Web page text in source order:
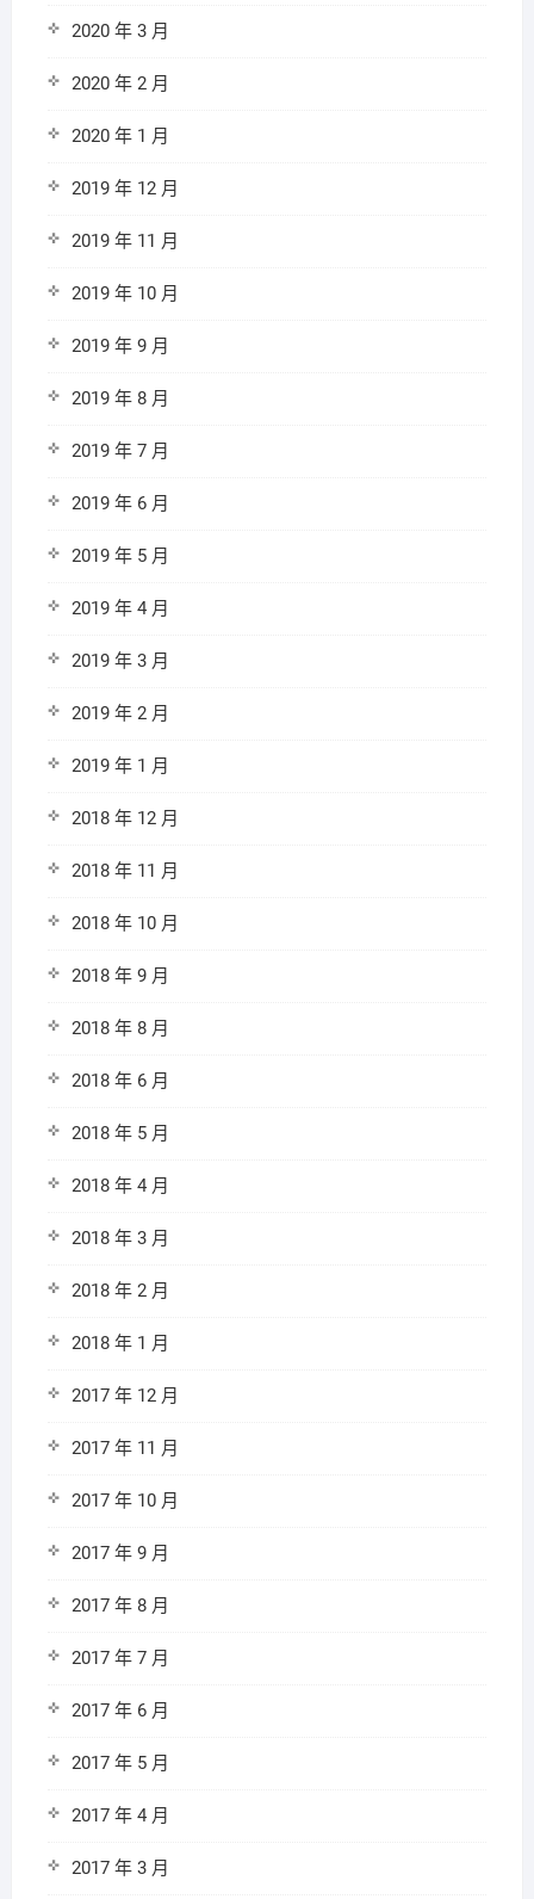
2020 年 3 月
2020 年 2 月
2020 年 1 月
2019 年 12 月
2019 年 11 月
2019 年 10 月
2019 年 9 月
2019 年 8 月
2019 年 7 月
2019 年 6 月
2019 年 5 月
2019 年 4 月
2019 年 3 月
2019 年 2 月
2019 年 1 月
2018 年 12 月
2018 年 11 月
2018 年 10 月
2018 年 9 月
2018 年 8 月
2018 年 6 月
2018 年 5 月
2018 年 4 月
2018 年 3 月
2018 年 2 月
2018 年 1 月
2017 年 12 月
2017 年 11 月
2017 年 10 月
2017 年 9 月
2017 年 8 月
2017 年 7 月
2017 年 6 月
2017 年 5 月
2017 年 4 月
2017 年 3 月